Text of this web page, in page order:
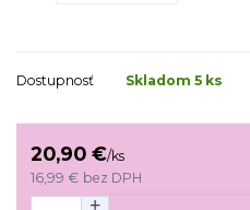
Dostupnosť Skladom 5 ks
20,90 €/ks
16,99 € bez DPH